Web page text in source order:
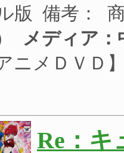
版 備考：
メディア：
ニメＤＶＤ】
Re：キ